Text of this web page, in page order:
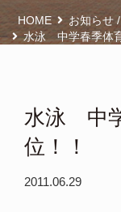
HOME お知らせ /
水泳 中学春季体
水泳 中
位！！
2011.06.29